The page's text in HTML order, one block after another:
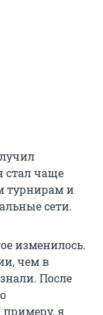
стал чаще
турнирам и
сети.
изменилось.
чем в
После
я